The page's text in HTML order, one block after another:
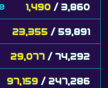
1,490 / 3,860
23,355 / 59,891
29,077 / 74,292
97,159 / 247,286